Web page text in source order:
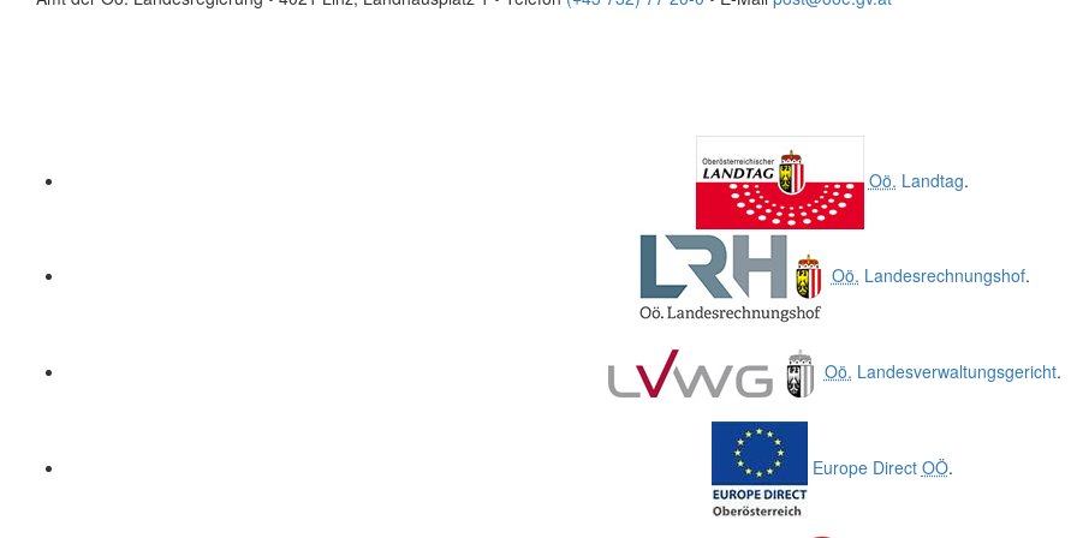
Oö. Landtag.
Oö. Landesrechnungshof.
Oö. Landesverwaltungsgericht.
Europe Direct OÖ.